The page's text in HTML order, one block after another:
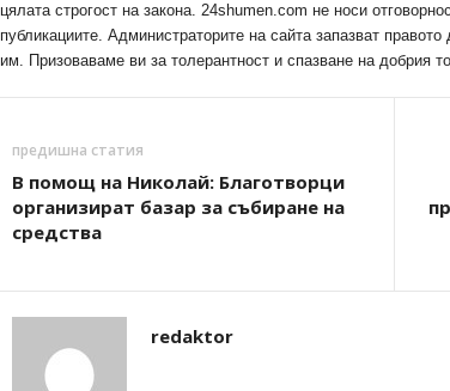
цялата строгост на закона. 24shumen.com не носи
публикациите. Администраторите на сайта запазват
им. Призоваваме ви за толерантност и спазване на добрия
предишна статия
В помощ на Николай: Благотворци
организират базар за събиране на
средства
redaktor